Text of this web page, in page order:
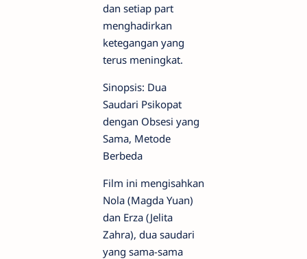
dan setiap part
menghadirkan
ketegangan yang
terus meningkat.
Sinopsis: Dua
Saudari Psikopat
dengan Obsesi yang
Sama, Metode
Berbeda
Film ini mengisahkan
Nola (Magda Yuan)
dan Erza (Jelita
Zahra), dua saudari
yang sama-sama